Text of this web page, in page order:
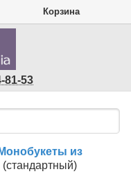
Корзина
81-53
Монобукеты из